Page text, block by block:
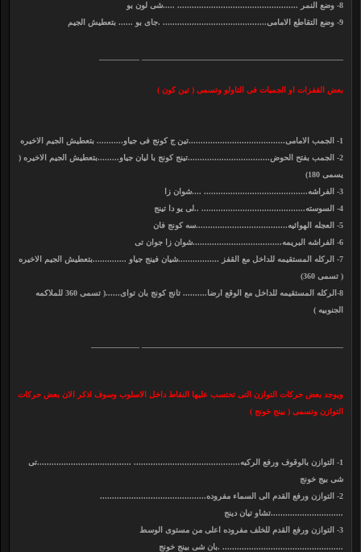
8- وضع النمر .................................................. .....شى لون بو
9- وضع التقاطع الامامى........................................... .جاى بو ...... بتعطيش الجيم
بعض القفزات او الجمبات فى التاولو وتسمى ( تين كون )
1- الجمب الامامى........................................تين ج كونج فى جياو........... بتعطيش الجيم الاخيره
2- الجمب بفتح الحوض..................................تينج كونج با ليان جياو.........بتعطيش الجيم الاخيره (
يسمى 180)
3- الفراشه........................................... ....شوان زا
4- السوسته........................................... ..لى يو دا تينج
5- العجله الهوائيه......................................سه كونج فان
6- الفراشه البريمه.....................................شوان زا جوان تى
7- الركله المستقيمه للداخل مع القفز .................شيان فينج جياو ..............بتعطيش الجيم الاخيره
( تسمى 360)
8-الركله المستقيمه للداخل مع الوقع ارضا.......... تانج كونج بان تواى......( تسمى 360 للملاكمه
الجنوبيه )
ويوجد بعض حركات التوازن التى تحتسب عليها النقاط داخل الاسلوب وسوف اذكر الان بعض حركات
التوازن وتسمى ( بينج خونج )
1- التوازن بالوقوف ورفع الركبه............................................ .......................................تى
شى بيج خونج
2- التوازن ورفع القدم الى السماء مفروده............................................
..............................تشاو تيان دينج
3- التوازن ورفع القدم للخلف مفروده اعلى من مستوى الوسط
.................................................. .بان شى بينج خونج